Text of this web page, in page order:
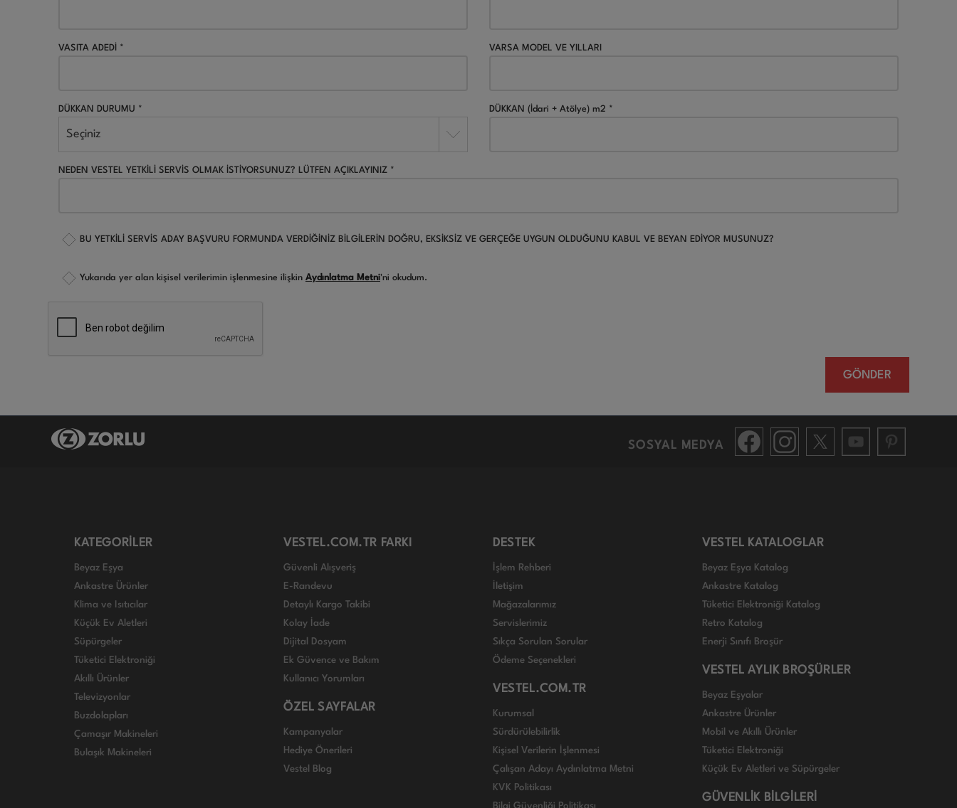
VASITA ADEDİ * VARSA MODEL VE YILLARI
DÜKKAN DURUMU *
Seçiniz
DÜKKAN (İdari + Atölye) m2 *
NEDEN VESTEL YETKİLİ SERVİS OLMAK İSTİYORSUNUZ? LÜTFEN AÇIKLAYINIZ *
BU YETKİLİ SERVİS ADAY BAŞVURU FORMUNDA VERDİĞİNİZ BİLGİLERİN DOĞRU, EKSİKSİZ VE GERÇEĞE UYGUN OLDUĞUNU KABUL VE BEYAN EDİYOR MUSUNUZ?
Yukarıda yer alan kişisel verilerimin işlenmesine ilişkin Aydınlatma Metni'ni okudum.
GÖNDER
SOSYAL MEDYA
KATEGORİLER
Beyaz Eşya
Ankastre Ürünler
Klima ve Isıtıcılar
Küçük Ev Aletleri
Süpürgeler
Tüketici Elektroniği
Akıllı Ürünler
Televizyonlar
Buzdolapları
Çamaşır Makineleri
Bulaşık Makineleri
VESTEL.COM.TR FARKI
Güvenli Alışveriş
E-Randevu
Detaylı Kargo Takibi
Kolay İade
Dijital Dosyam
Ek Güvence ve Bakım
Kullanıcı Yorumları
ÖZEL SAYFALAR
Kampanyalar
Hediye Önerileri
Vestel Blog
DESTEK
İşlem Rehberi
İletişim
Mağazalarımız
Servislerimiz
Sıkça Sorulan Sorular
Ödeme Seçenekleri
VESTEL.COM.TR
Kurumsal
Sürdürülebilirlik
Kişisel Verilerin İşlenmesi
Çalışan Adayı Aydınlatma Metni
KVK Politikası
Bilgi Güvenliği Politikası
VESTEL KATALOGLAR
Beyaz Eşya Katalog
Ankastre Katalog
Tüketici Elektroniği Katalog
Retro Katalog
Enerji Sınıfı Broşür
VESTEL AYLIK BROŞÜRLER
Beyaz Eşyalar
Ankastre Ürünler
Mobil ve Akıllı Ürünler
Tüketici Elektroniği
Küçük Ev Aletleri ve Süpürgeler
GÜVENLİK BİLGİLERİ